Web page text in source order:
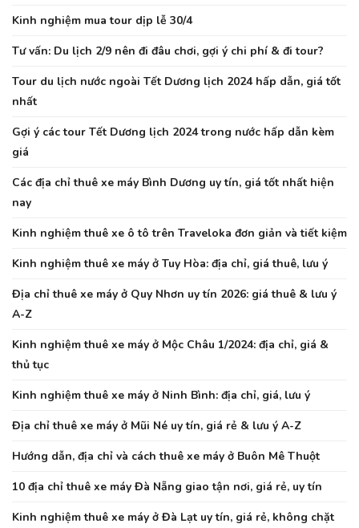
Kinh nghiệm mua tour dịp lễ 30/4
Tư vấn: Du lịch 2/9 nên đi đâu chơi, gợi ý chi phí & đi tour?
Tour du lịch nước ngoài Tết Dương lịch 2024 hấp dẫn, giá tốt
nhất
Gợi ý các tour Tết Dương lịch 2024 trong nước hấp dẫn kèm
giá
Các địa chỉ thuê xe máy Bình Dương uy tín, giá tốt nhất hiện
nay
Kinh nghiệm thuê xe ô tô trên Traveloka đơn giản và tiết kiệm
Kinh nghiệm thuê xe máy ở Tuy Hòa: địa chỉ, giá thuê, lưu ý
Địa chỉ thuê xe máy ở Quy Nhơn uy tín 2026: giá thuê & lưu ý
A-Z
Kinh nghiệm thuê xe máy ở Mộc Châu 1/2024: địa chỉ, giá &
thủ tục
Kinh nghiệm thuê xe máy ở Ninh Bình: địa chỉ, giá, lưu ý
Địa chỉ thuê xe máy ở Mũi Né uy tín, giá rẻ & lưu ý A-Z
Hướng dẫn, địa chỉ và cách thuê xe máy ở Buôn Mê Thuột
10 địa chỉ thuê xe máy Đà Nẵng giao tận nơi, giá rẻ, uy tín
Kinh nghiệm thuê xe máy ở Đà Lạt uy tín, giá rẻ, không chặt